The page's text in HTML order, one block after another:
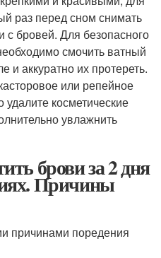
раз перед сном снимать
с бровей. Для безопасного
смочить ватный
и аккуратно их протереть.
или репейное
косметические
увлажнить
брови за 2 дня
Причины
причинами поредения